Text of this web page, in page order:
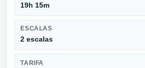
19h 15m
ESCALAS
2 escalas
TARIFA